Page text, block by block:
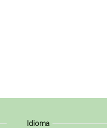
Idioma